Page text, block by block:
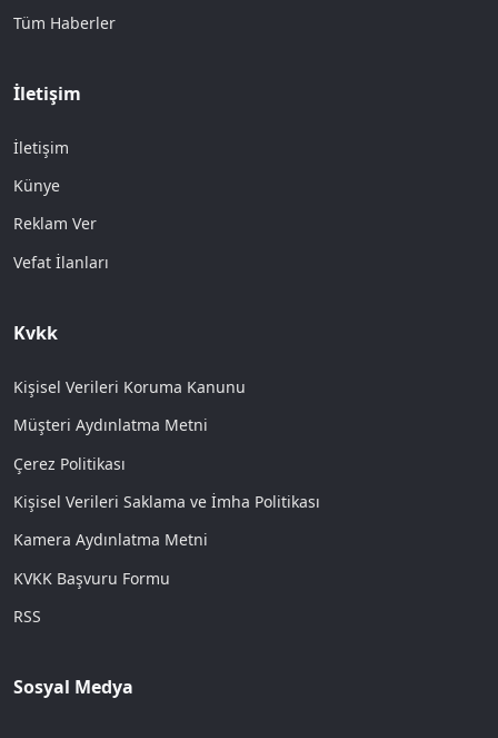
Tüm Haberler
İletişim
İletişim
Künye
Reklam Ver
Vefat İlanları
Kvkk
Kişisel Verileri Koruma Kanunu
Müşteri Aydınlatma Metni
Çerez Politikası
Kişisel Verileri Saklama ve İmha Politikası
Kamera Aydınlatma Metni
KVKK Başvuru Formu
RSS
Sosyal Medya